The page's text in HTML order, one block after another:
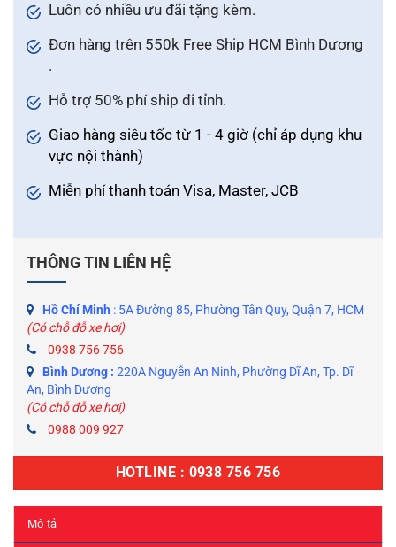
Luôn có nhiều ưu đãi tặng kèm.
Đơn hàng trên 550k Free Ship HCM Bình Dương
.
Hỗ trợ 50% phí ship đi tỉnh.
Giao hàng siêu tốc từ 1 - 4 giờ (chỉ áp dụng khu
vực nội thành)
Miễn phí thanh toán Visa, Master, JCB
THÔNG TIN LIÊN HỆ
Hồ Chí Minh : 5A Đường 85, Phường Tân Quy, Quận 7, HCM
(Có chỗ đỗ xe hơi)
0938 756 756
Bình Dương : 220A Nguyễn An Ninh, Phường Dĩ An, Tp. Dĩ
An, Bình Dương
(Có chỗ đỗ xe hơi)
0988 009 927
HOTLINE : 0938 756 756
Mô tả